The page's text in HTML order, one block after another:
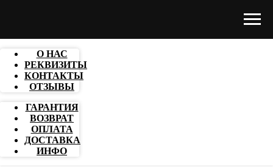
О НАС
РЕКВИЗИТЫ
КОНТАКТЫ
ОТЗЫВЫ
ГАРАНТИЯ
ВОЗВРАТ
ОПЛАТА
ДОСТАВКА
ИНФО